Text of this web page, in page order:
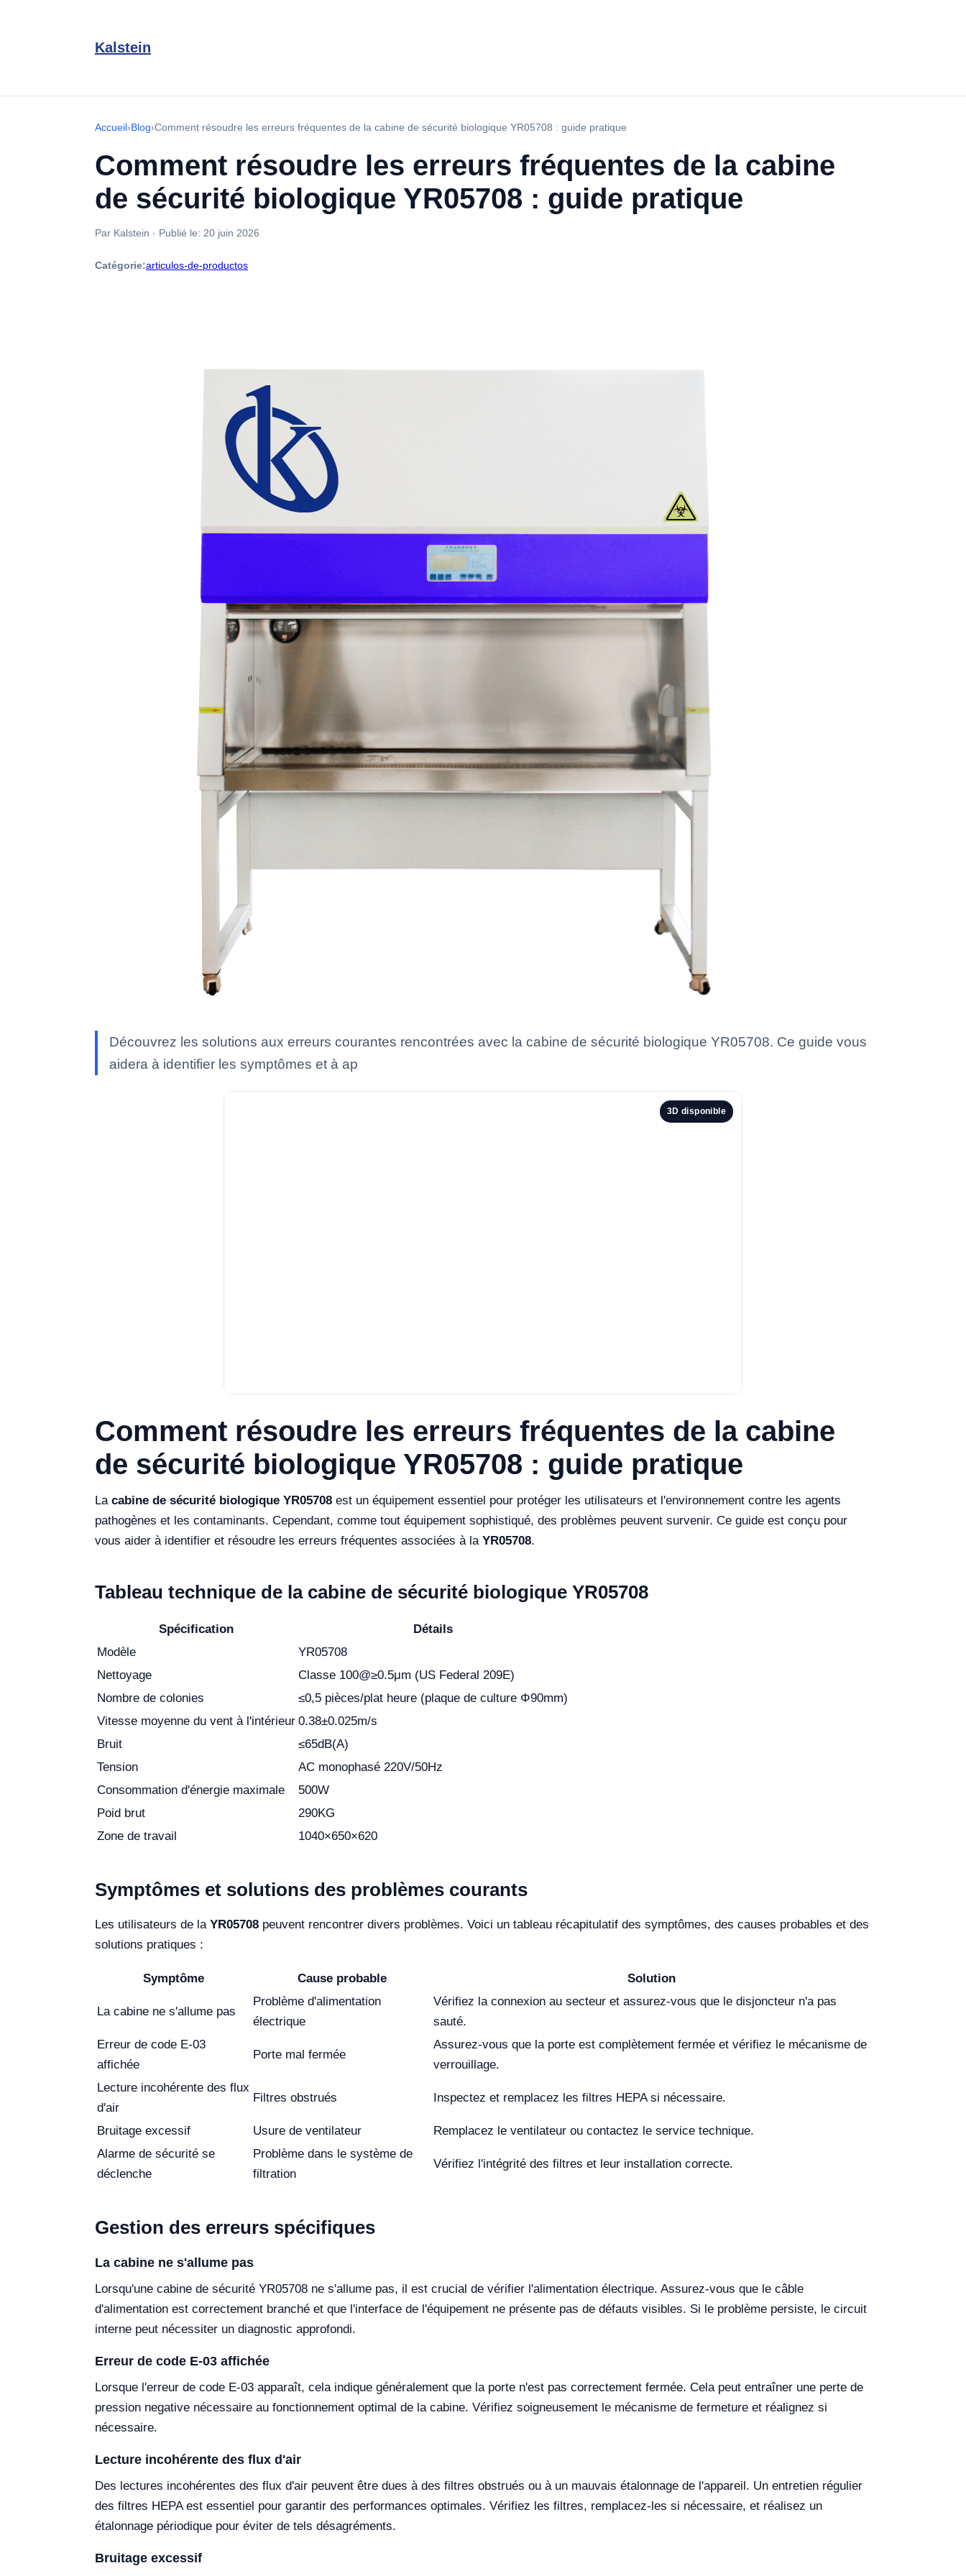
Kalstein
Accueil›Blog›Comment résoudre les erreurs fréquentes de la cabine de sécurité biologique YR05708 : guide pratique
Comment résoudre les erreurs fréquentes de la cabine
de sécurité biologique YR05708 : guide pratique
Par Kalstein · Publié le: 20 juin 2026
Catégorie:articulos-de-productos
Découvrez les solutions aux erreurs courantes rencontrées avec la cabine de sécurité biologique YR05708. Ce guide vous
aidera à identifier les symptômes et à ap
3D disponible
Comment résoudre les erreurs fréquentes de la cabine
de sécurité biologique YR05708 : guide pratique
La cabine de sécurité biologique YR05708 est un équipement essentiel pour protéger les utilisateurs et l'environnement contre les agents
pathogènes et les contaminants. Cependant, comme tout équipement sophistiqué, des problèmes peuvent survenir. Ce guide est conçu pour
vous aider à identifier et résoudre les erreurs fréquentes associées à la YR05708.
Tableau technique de la cabine de sécurité biologique YR05708
Spécification
Détails
Modèle
YR05708
Nettoyage
Classe 100@≥0.5μm (US Federal 209E)
Nombre de colonies
≤0,5 pièces/plat heure (plaque de culture Φ90mm)
Vitesse moyenne du vent à l'intérieur 0.38±0.025m/s
Bruit
≤65dB(A)
Tension
AC monophasé 220V/50Hz
Consommation d'énergie maximale
500W
Poid brut
290KG
Zone de travail
1040×650×620
Symptômes et solutions des problèmes courants
Les utilisateurs de la YR05708 peuvent rencontrer divers problèmes. Voici un tableau récapitulatif des symptômes, des causes probables et des
solutions pratiques :
Symptôme Cause probable Solution
La cabine ne s'allume pas
Problème d'alimentation
électrique
Vérifiez la connexion au secteur et assurez-vous que le disjoncteur n'a pas
sauté.
Erreur de code E-03
affichée
Porte mal fermée
Assurez-vous que la porte est complètement fermée et vérifiez le mécanisme de
verrouillage.
Lecture incohérente des flux
d'air
Filtres obstrués Inspectez et remplacez les filtres HEPA si nécessaire.
Bruitage excessif Usure de ventilateur
Remplacez le ventilateur ou contactez le service technique.
Alarme de sécurité se
déclenche
Problème dans le système de
filtration
Vérifiez l'intégrité des filtres et leur installation correcte.
Gestion des erreurs spécifiques
La cabine ne s'allume pas
Lorsqu'une cabine de sécurité YR05708 ne s'allume pas, il est crucial de vérifier l'alimentation électrique. Assurez-vous que le câble
d'alimentation est correctement branché et que l'interface de l'équipement ne présente pas de défauts visibles. Si le problème persiste, le circuit
interne peut nécessiter un diagnostic approfondi.
Erreur de code E-03 affichée
Lorsque l'erreur de code E-03 apparaît, cela indique généralement que la porte n'est pas correctement fermée. Cela peut entraîner une perte de
pression negative nécessaire au fonctionnement optimal de la cabine. Vérifiez soigneusement le mécanisme de fermeture et réalignez si
nécessaire.
Lecture incohérente des flux d'air
Des lectures incohérentes des flux d'air peuvent être dues à des filtres obstrués ou à un mauvais étalonnage de l'appareil. Un entretien régulier
des filtres HEPA est essentiel pour garantir des performances optimales. Vérifiez les filtres, remplacez-les si nécessaire, et réalisez un
étalonnage périodique pour éviter de tels désagréments.
Bruitage excessif